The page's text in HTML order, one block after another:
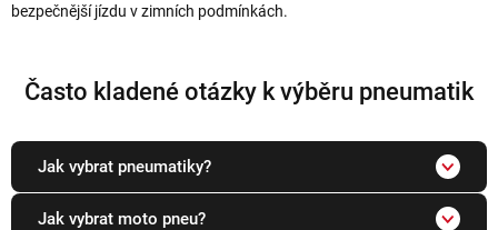
bezpečnější jízdu v zimních podmínkách.
Často kladené otázky k výběru pneumatik
Jak vybrat pneumatiky?
Jak vybrat moto pneu?